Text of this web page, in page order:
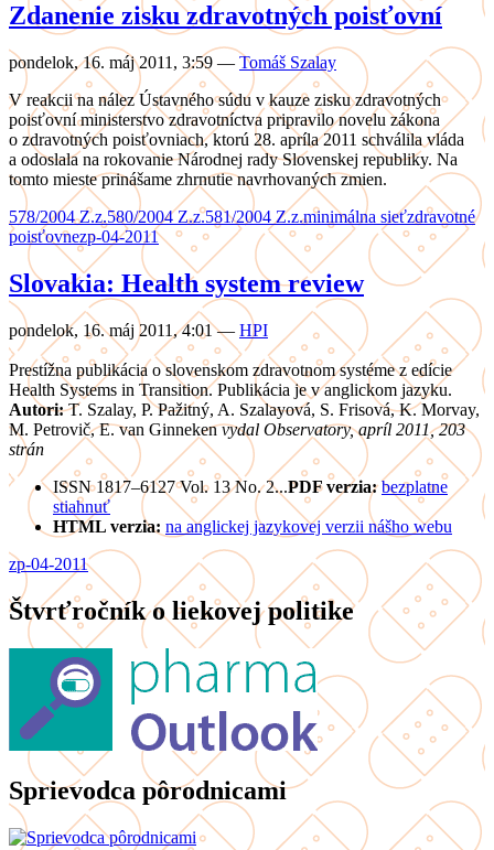
Zdanenie zisku zdravotných poisťovní
pondelok, 16. máj 2011, 3:59 — Tomáš Szalay
V reakcii na nález Ústavného súdu v kauze zisku zdravotných
poisťovní ministerstvo zdravotníctva pripravilo novelu zákona
o zdravotných poisťovniach, ktorú 28. apríla 2011 schválila vláda
a odoslala na rokovanie Národnej rady Slovenskej republiky. Na
tomto mieste prinášame zhrnutie navrhovaných zmien.
578/2004 Z.z.580/2004 Z.z.581/2004 Z.z.minimálna sieťzdravotné
poisťovnezp-04-2011
Slovakia: Health system review
pondelok, 16. máj 2011, 4:01 — HPI
Prestížna publikácia o slovenskom zdravotnom systéme z edície
Health Systems in Transition. Publikácia je v anglickom jazyku.
Autori:T. Szalay, P. Pažitný, A. Szalayová, S. Frisová, K. Morvay,
M. Petrovič, E. van Ginnekenvydal Observatory, apríl 2011, 203
strán
ISSN 1817–6127 Vol. 13 No. 2...PDF verzia:bezplatne
stiahnuť
HTML verzia: na anglickej jazykovej verzii nášho webu
zp-04-2011
Štvrťročník o liekovej politike
Sprievodca pôrodnicami